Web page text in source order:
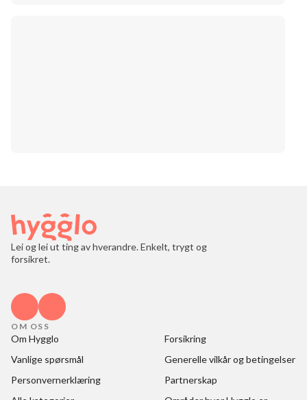
Lei og lei ut ting av hverandre. Enkelt, trygt og
forsikret.
OM OSS
Om Hygglo
Forsikring
Vanlige spørsmål
Generelle vilkår og betingelser
Personvernerklæring
Partnerskap